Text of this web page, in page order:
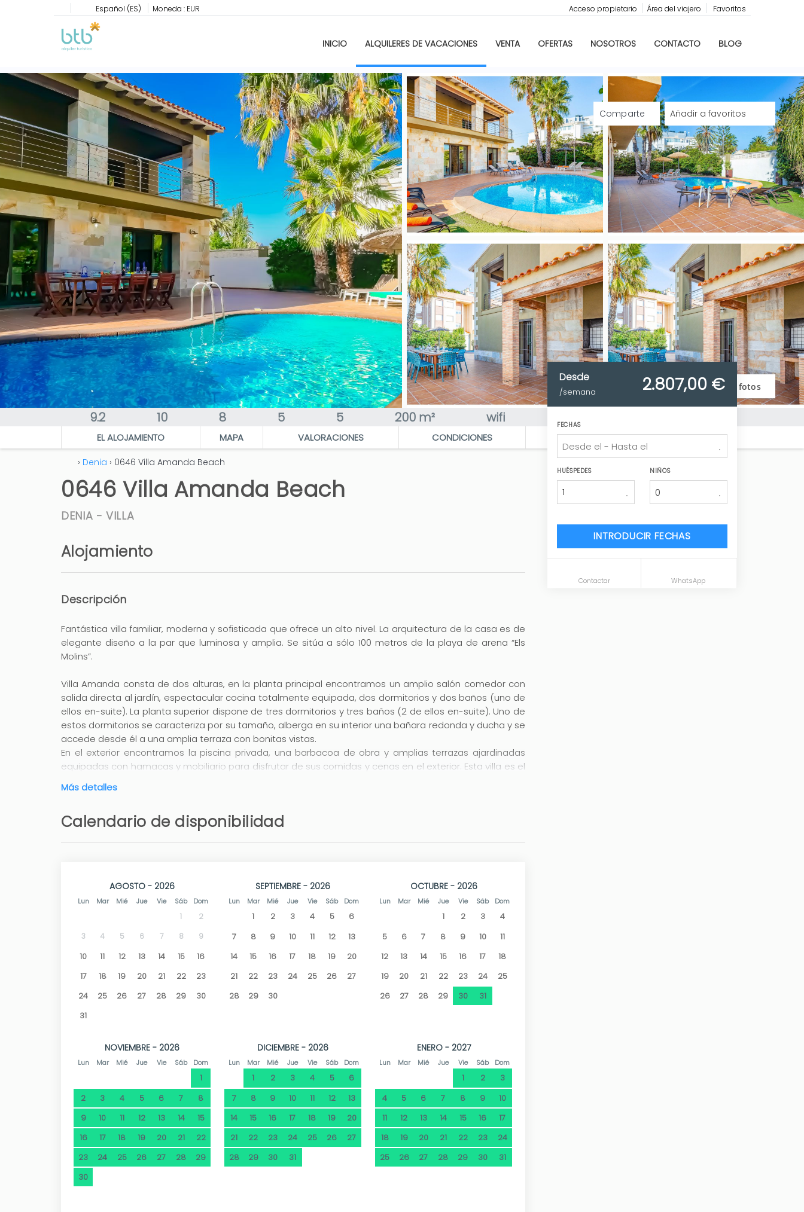
Español (ES) Moneda : EUR Favoritos
Área del viajero
Acceso propietario
INICIO ALQUILERES DE VACACIONES VENTA OFERTAS NOSOTROS CONTACTO BLOG
Ver fotos
Añadir a favoritos
Comparte
9.2 10 8 5 5 200 m² wifi
EL ALOJAMIENTO MAPA VALORACIONES CONDICIONES
› Denia › 0646 Villa Amanda Beach
0646 Villa Amanda Beach
DENIA -VILLA
Desde
/semana 2.807,00 €
FECHAS
HUÉSPEDES
1
NIÑOS
INTRODUCIR FECHAS
Contactar WhatsApp
Alojamiento
Descripción
Fantástica villa familiar, moderna y sofisticada que ofrece un alto nivel. La arquitectura de la casa es de
elegante diseño a la par que luminosa y amplia. Se sitúa a sólo 100 metros de la playa de arena “Els
Molins”.
Villa Amanda consta de dos alturas, en la planta principal encontramos un amplio salón comedor con
salida directa al jardín, espectacular cocina totalmente equipada, dos dormitorios y dos baños (uno de
ellos en-suite). La planta superior dispone de tres dormitorios y tres baños (2 de ellos en-suite). Uno de
estos dormitorios se caracteriza por su tamaño, alberga en su interior una bañara redonda y ducha y se
accede desde él a una amplia terraza con bonitas vistas.
En el exterior encontramos la piscina privada, una barbacoa de obra y amplias terrazas ajardinadas
equipadas con hamacas y mobiliario para disfrutar de sus comidas y cenas en el exterior. Esta villa es el
dispone de tres plazas de aparcamiento dentro de la parcela y aire acondicionado.
En la zona encontrará todo tipo de servicios, bares, restaurantes y supermercados y el centro urbano de
realizar deportes acuáticos. También podrá relajarse tomando algo en el chiringuito y disfrutar de
preciosas puestas de sol.
Dénia, nombrada “Ciudad Creativa de la Gastronomía por la UNESCO” cuenta con infinidad de
disfrutar de sus vistas al mar y a su imponente castillo.
Más detalles
Calendario de disponibilidad
AGOSTO - 2026
Lun Mar Mié Jue Vie Sáb Dom
1
2
3
4 5 6 7 8 9
10 11 12 13 14 15
16
17
18 19 20 21 22
23
24
25 26 27 28 29
30
31
SEPTIEMBRE - 2026
Lun Mar Mié Jue Vie Sáb Dom
1 2 3 4 5
6
7
8 9 10 11 12
13
14
15 16 17 18 19
20
21
22 23 24 25 26
27
28
29 30
OCTUBRE - 2026
Lun Mar Mié Jue Vie Sáb Dom
1 2 3
4
5
6 7 8 9 10
11
12
13 14 15 16 17
18
19
20 21 22 23 24
25
26
27 28 29 30 31
NOVIEMBRE - 2026
Lun Mar Mié Jue Vie Sáb Dom
1
2
3 4 5 6 7
8
9
10 11 12 13 14
15
16
17 18 19 20 21
22
23
24 25 26 27 28
29
30
DICIEMBRE - 2026
Lun Mar Mié Jue Vie Sáb Dom
1 2 3 4 5
6
7
8 9 10 11 12
13
14
15 16 17 18 19
20
21
22 23 24 25 26
27
28
29 30 31
ENERO - 2027
Lun Mar Mié Jue Vie Sáb Dom
1 2
3
4
5 6 7 8 9
10
11
12 13 14 15 16
17
18
19 20 21 22 23
24
25
26 27 28 29 30 31